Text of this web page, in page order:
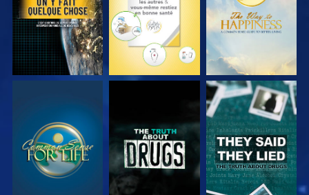
REGARDER REGARDER REGARDER